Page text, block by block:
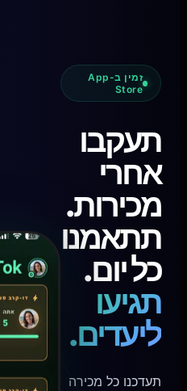
זמין ב-App
Store
תעקבו
אחרי
מכירות.
תתאמנו
כל יום.
תגיעו
ליעדים.
תעדכנו כל מכירה